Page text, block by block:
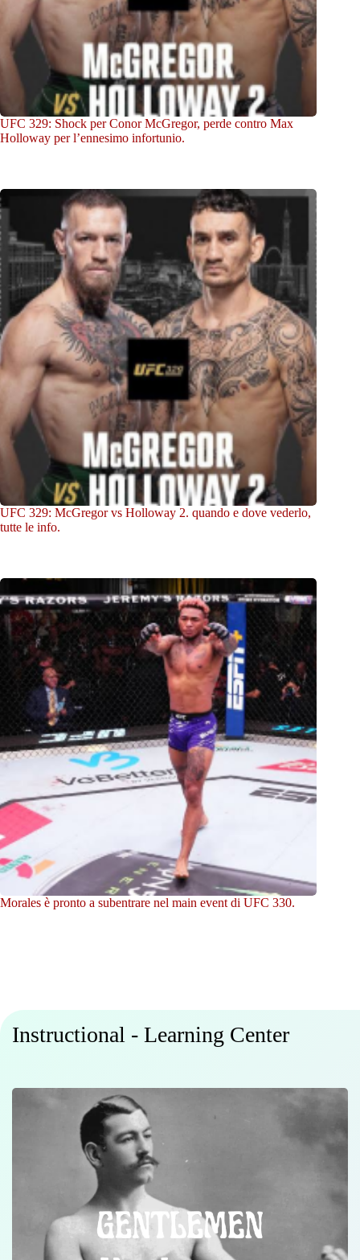
UFC 329: Shock per Conor McGregor, perde contro Max
Holloway per l’ennesimo infortunio.
UFC 329: McGregor vs Holloway 2. quando e dove vederlo,
tutte le info.
Morales è pronto a subentrare nel main event di UFC 330.
Instructional - Learning Center